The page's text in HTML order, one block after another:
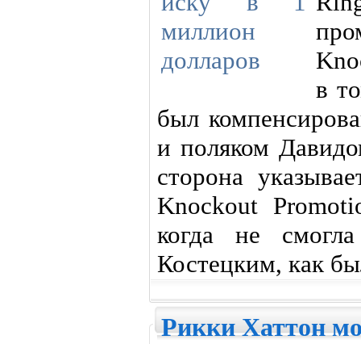
в
был
и поляком
сторона
Knockout
когда не
Костецким, как
Рикки Хаттон